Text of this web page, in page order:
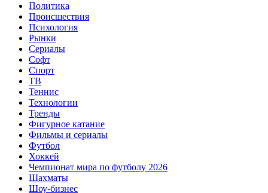
Политика
Происшествия
Психология
Рынки
Сериалы
Софт
Спорт
ТВ
Теннис
Технологии
Тренды
Фигурное катание
Фильмы и сериалы
Футбол
Хоккей
Чемпионат мира по футболу 2026
Шахматы
Шоу-бизнес